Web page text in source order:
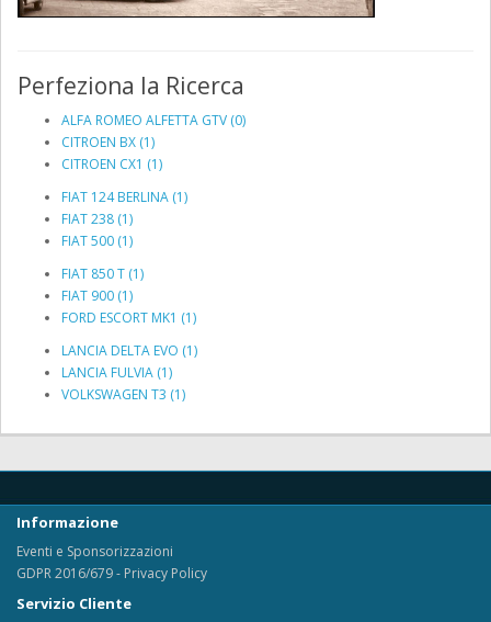
Perfeziona la Ricerca
ALFA ROMEO ALFETTA GTV (0)
CITROEN BX (1)
CITROEN CX1 (1)
FIAT 124 BERLINA (1)
FIAT 238 (1)
FIAT 500 (1)
FIAT 850 T (1)
FIAT 900 (1)
FORD ESCORT MK1 (1)
LANCIA DELTA EVO (1)
LANCIA FULVIA (1)
VOLKSWAGEN T3 (1)
Informazione
Eventi e Sponsorizzazioni
GDPR 2016/679 - Privacy Policy
Servizio Cliente